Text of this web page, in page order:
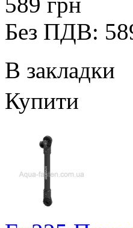
Без ПДВ:
В закладки
Купити